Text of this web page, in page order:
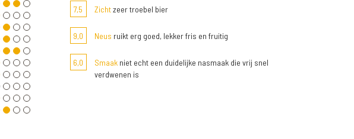
7,5 Zichtzeer troebel bier
9,0 Neus ruikt erg goed, lekker fris en fruitig
6,0 Smaakniet echt een duidelijke nasmaak die vrij snel
verdwenen is